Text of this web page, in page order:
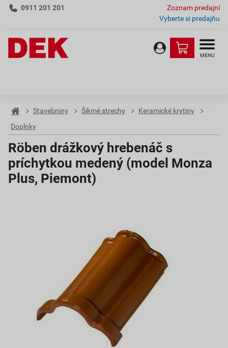
0911 201 201
Zoznam predajní
Vyberte si predajňu
MENU
Stavebniny Šikmé strechy
Keramické krytiny
Doplnky
Röben drážkový hrebenáč s
príchytkou medený (model Monza
Plus, Piemont)